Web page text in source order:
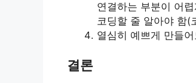
연결하는 부분이 어
코딩할 줄 알아야 함(
열심히 예쁘게 만들
결론